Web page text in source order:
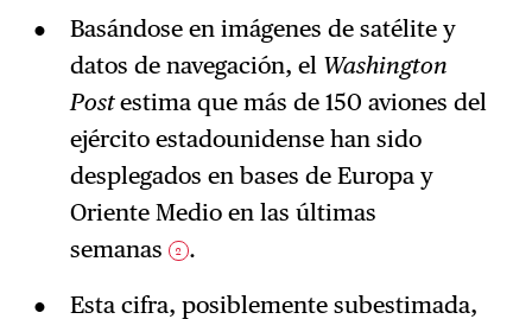
Basándose en imágenes de satélite y
datos de navegación, el Washington
Postestima que más de 150 aviones del
ejército estadounidense han sido
desplegados en bases de Europa y
Oriente Medio en las últimas
semanas
2 .
Esta cifra, posiblemente subestimada,